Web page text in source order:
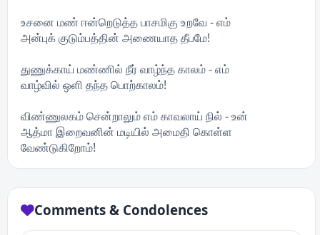
உசனை மண் ஈன்றெடுத்த பாசமிகு உறவே - எம்
அன்புக் குடும்பத்தின் அணையாத தீபமே!
துணுக்காய் மண்ணில் நீர் வாழ்ந்த காலம் - எம்
வாழ்வில் ஒளி தந்த பொற்காலம்!
விண்ணுலகம் சென்றாலும் எம் காவலாய் நில் - உன்
ஆத்மா இறைவனின் மடியில் அமைதி கொள்ள
வேண்டுகிறோம்!
Comments & Condolences